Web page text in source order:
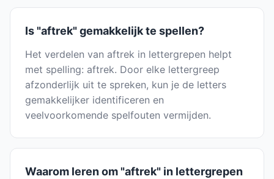
Is "aftrek" gemakkelijk te spellen?
Het verdelen van aftrek in lettergrepen helpt
met spelling: aftrek. Door elke lettergreep
afzonderlijk uit te spreken, kun je de letters
gemakkelijker identificeren en
veelvoorkomende spelfouten vermijden.
Waarom leren om "aftrek" in lettergrepen